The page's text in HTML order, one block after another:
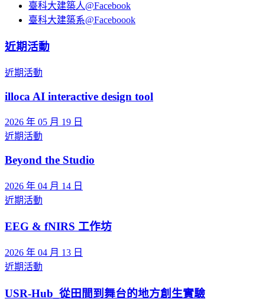
臺科大建築人@Facebook
臺科大建築系@Faceboook
近期活動
近期活動
illoca AI interactive design tool
2026 年 05 月 19 日
近期活動
Beyond the Studio
2026 年 04 月 14 日
近期活動
EEG & fNIRS 工作坊
2026 年 04 月 13 日
近期活動
USR-Hub_從田間到舞台的地方創生實驗